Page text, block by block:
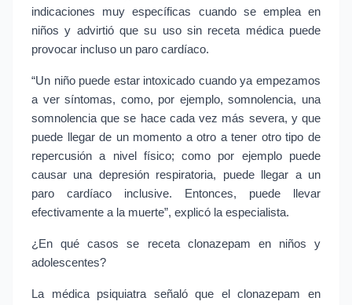
indicaciones muy específicas cuando se emplea en
niños y advirtió que su uso sin receta médica puede
provocar incluso un paro cardíaco.
“Un niño puede estar intoxicado cuando ya empezamos
a ver síntomas, como, por ejemplo, somnolencia, una
somnolencia que se hace cada vez más severa, y que
puede llegar de un momento a otro a tener otro tipo de
repercusión a nivel físico; como por ejemplo puede
causar una depresión respiratoria, puede llegar a un
paro cardíaco inclusive. Entonces, puede llevar
efectivamente a la muerte”, explicó la especialista.
¿En qué casos se receta clonazepam en niños y
adolescentes?
La médica psiquiatra señaló que el clonazepam en